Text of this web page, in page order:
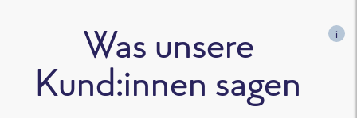
Was unsere
Kund:innen sagen
i